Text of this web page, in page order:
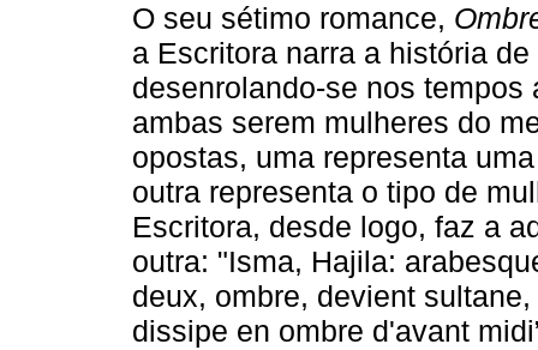
O seu sétimo romance,
a Escritora narra a história
desenrolando­‑se nos
ambas serem mulheres do
opostas, uma representa
outra representa o tipo de
Escritora, desde logo, faz a
outra: "Isma, Hajila:
deux, ombre, devient
dissipe en ombre d'avant